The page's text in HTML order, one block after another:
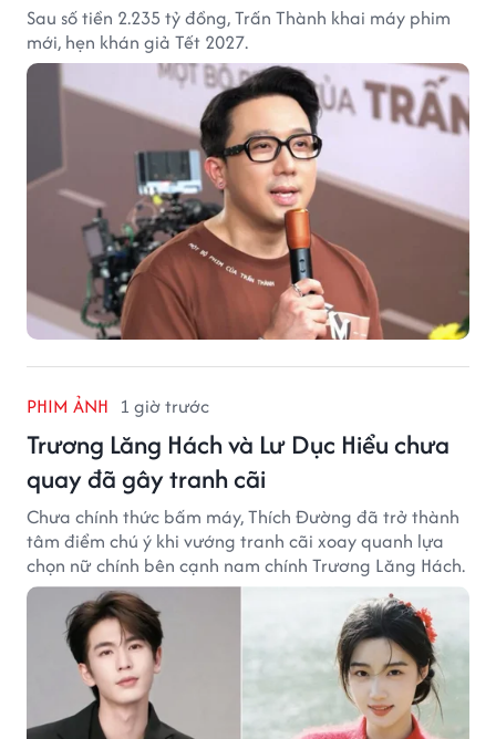
Sau số tiền 2.235 tỷ đồng, Trấn Thành khai máy phim
mới, hẹn khán giả Tết 2027.
PHIM ẢNH 1 giờ trước
Trương Lăng Hách và Lư Dục Hiểu chưa
quay đã gây tranh cãi
Chưa chính thức bấm máy, Thích Đường đã trở thành
tâm điểm chú ý khi vướng tranh cãi xoay quanh lựa
chọn nữ chính bên cạnh nam chính Trương Lăng Hách.